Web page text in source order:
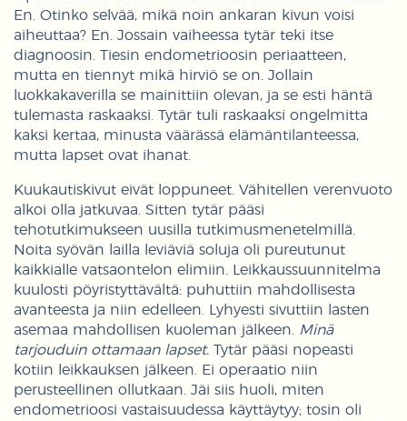
En. Otinko selvää, mikä noin ankaran kivun voisi
aiheuttaa? En. Jossain vaiheessa tytär teki itse
diagnoosin. Tiesin endometrioosin periaatteen,
mutta en tiennyt mikä hirviö se on. Jollain
luokkakaverilla se mainittiin olevan, ja se esti häntä
tulemasta raskaaksi. Tytär tuli raskaaksi ongelmitta
kaksi kertaa, minusta väärässä elämäntilanteessa,
mutta lapset ovat ihanat.
Kuukautiskivut eivät loppuneet. Vähitellen verenvuoto
alkoi olla jatkuvaa. Sitten tytär pääsi
tehotutkimukseen uusilla tutkimusmenetelmillä.
Noita syövän lailla leviäviä soluja oli pureutunut
kaikkialle vatsaontelon elimiin. Leikkaussuunnitelma
kuulosti pöyristyttävältä: puhuttiin mahdollisesta
avanteesta ja niin edelleen. Lyhyesti sivuttiin lasten
asemaa mahdollisen kuoleman jälkeen.
Minä
tarjouduin ottamaan lapset. Tytär pääsi nopeasti
kotiin leikkauksen jälkeen. Ei operaatio niin
perusteellinen ollutkaan. Jäi siis huoli, miten
endometrioosi vastaisuudessa käyttäytyy; tosin oli